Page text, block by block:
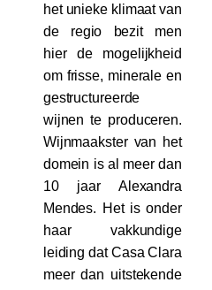
het unieke klimaat van
de regio bezit men
hier de mogelijkheid
om frisse, minerale en
gestructureerde
wijnen te produceren.
Wijnmaakster van het
domein is al meer dan
10 jaar Alexandra
Mendes. Het is onder
haar vakkundige
leiding dat Casa Clara
meer dan uitstekende